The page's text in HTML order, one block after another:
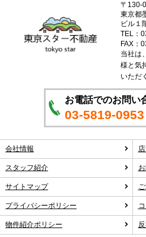
〒130-
東京都
ビル１
TEL：
FAX：
当社は
様と気
いただ
お電話でのお問い
03-5819-0953
会社情報
スタッフ紹介
サイトマップ
プライバシーポリシー
物件紹介ポリシー